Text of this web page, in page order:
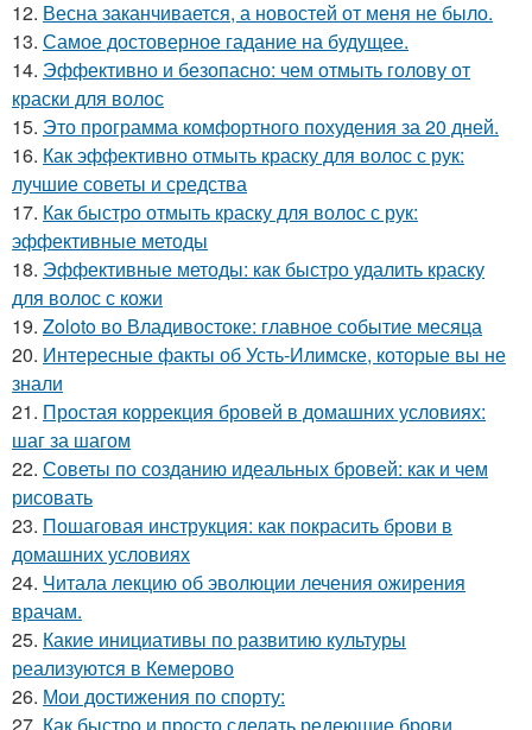
12. Весна заканчивается, а новостей от меня не было.
13. Самое достоверное гадание на будущее.
14. Эффективно и безопасно: чем отмыть голову от
краски для волос
15. Это программа комфортного похудения за 20 дней.
16. Как эффективно отмыть краску для волос с рук:
лучшие советы и средства
17. Как быстро отмыть краску для волос с рук:
эффективные методы
18. Эффективные методы: как быстро удалить краску
для волос с кожи
19. Zoloto во Владивостоке: главное событие месяца
20. Интересные факты об Усть-Илимске, которые вы не
знали
21. Простая коррекция бровей в домашних условиях:
шаг за шагом
22. Советы по созданию идеальных бровей: как и чем
рисовать
23. Пошаговая инструкция: как покрасить брови в
домашних условиях
24. Читала лекцию об эволюции лечения ожирения
врачам.
25. Какие инициативы по развитию культуры
реализуются в Кемерово
26. Мои достижения по спорту:
27. Как быстро и просто сделать редеющие брови